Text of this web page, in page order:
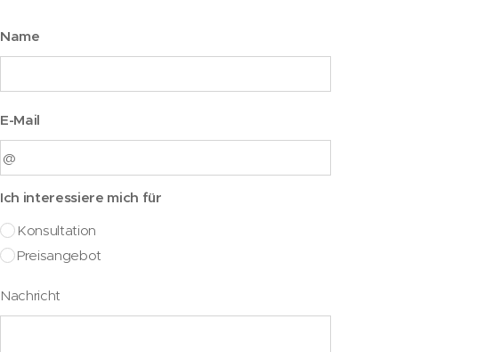
Name
E-Mail
Ich interessiere mich für
Konsultation
Preisangebot
Nachricht